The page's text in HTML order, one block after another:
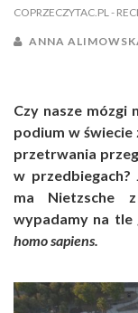
COPRZECZYTAC.PL -
ANNA
Czy nasze mózgi
podium w świecie
przetrwania
w przedbiegach?
ma Nietzsche
wypadamy na tle
homo sapiens.